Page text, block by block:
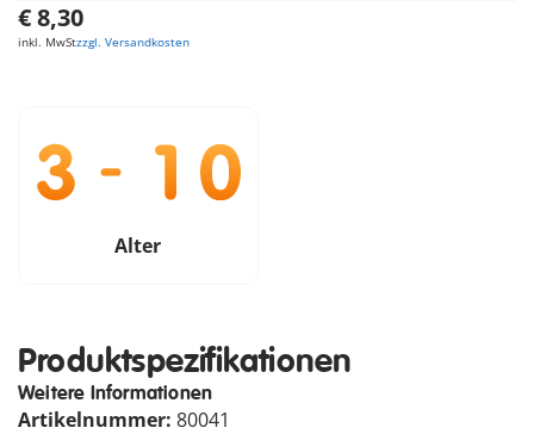
€ 8,30
inkl. MwStzzgl. Versandkosten
Alter
Produktspezifikationen
Weitere Informationen
Artikelnummer: 80041